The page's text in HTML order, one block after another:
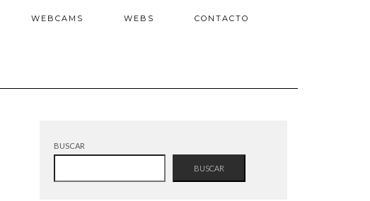
WEBCAMS WEBS CONTACTO
BUSCAR
BUSCAR